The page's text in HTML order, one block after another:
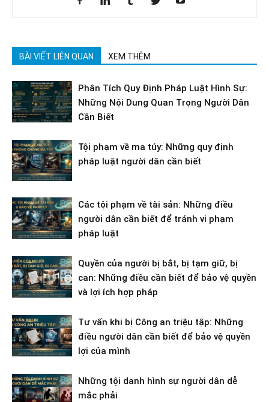
BÀI VIẾT LIÊN QUAN XEM THÊM
Phân Tích Quy Định Pháp Luật Hình Sự:
Những Nội Dung Quan Trọng Người Dân
Cần Biết
Tội phạm về ma túy: Những quy định
pháp luật người dân cần biết
Các tội phạm về tài sản: Những điều
người dân cần biết để tránh vi phạm
pháp luật
Quyền của người bị bắt, bị tạm giữ, bị
can: Những điều cần biết để bảo vệ quyền
và lợi ích hợp pháp
Tư vấn khi bị Công an triệu tập: Những
điều người dân cần biết để bảo vệ quyền
lợi của mình
Những tội danh hình sự người dân dễ
mắc phải